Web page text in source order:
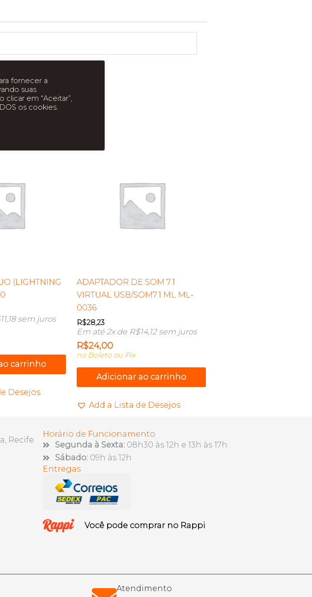
(LIGHTNING
11,18sem juros
carrinho
Desejos
ADAPTADOR DE SOM 7.1
VIRTUAL USB/SOM7.1 ML ML-
0036
R$28,23
Em até 2x de R$14,12sem juros
R$24,00
no Boleto ou Pix
Adicionar ao carrinho
Add a Lista de Desejos
Recife
Horário de Funcionamento
Segunda à Sexta: 08h30 às 12h e 13h às 17h
Sábado: 09h às 12h
Entregas
Você pode comprar no Rappi
Atendimento
fornecer a
suas
clicar em “Aceitar”,
os cookies.